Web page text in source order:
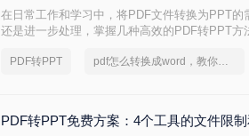
在日常工作和学习中，将PDF文件转换为PPT
还是进一步处理，掌握几种高效的PDF转PPT
PDF转PPT pdf怎么转换成word，教你一个方法
PDF转PPT免费方案：4个工具的文件限制